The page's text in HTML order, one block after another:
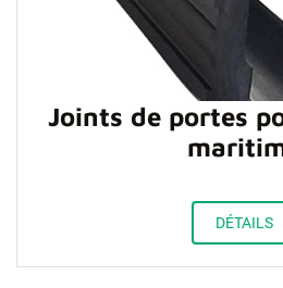
Joints de portes
DÉTAILS